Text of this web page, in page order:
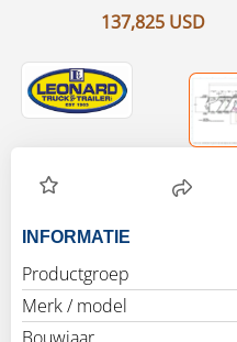
137,825 USD
INFORMATIE
Productgroep
Merk / model